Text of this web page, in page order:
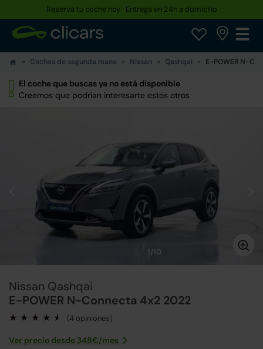
Hasta un 30% más barato que uno nuevo
Coches de segunda mano Nissan Qashqai E-POWER N-
El coche que buscas ya no está disponible
Creemos que podrían interesarte estos otros
1/10
Nissan Qashqai
E-POWER N-Connecta 4x2 2022
(4 opiniones)
Ver precio desde 348€/mes